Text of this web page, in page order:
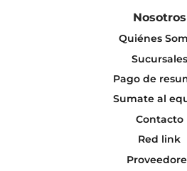
Nosotros
Quiénes
Sucursales
Pago de
Sumate al
Contacto
Red link